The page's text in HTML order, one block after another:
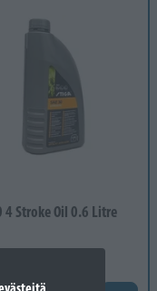
4 Stroke Oil 0.6 Litre